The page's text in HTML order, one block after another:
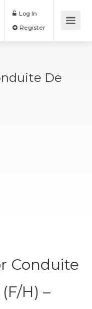
Log In
De
Conduite
H) –